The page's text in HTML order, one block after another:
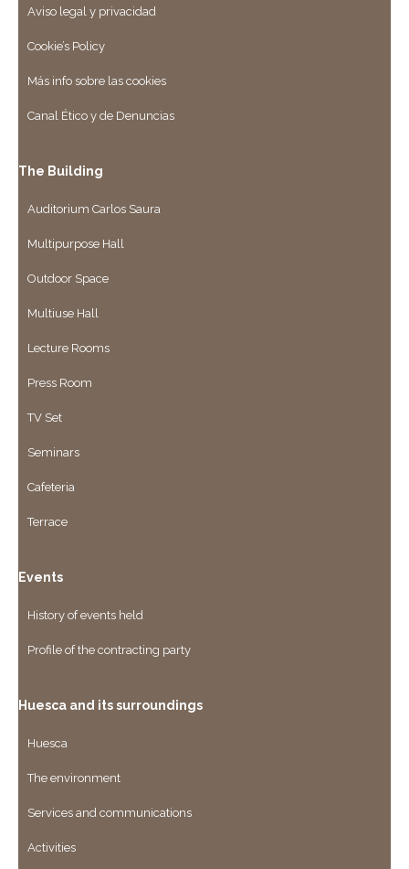
Aviso legal y privacidad
Cookie’s Policy
Más info sobre las cookies
Canal Ético y de Denuncias
The Building
Auditorium Carlos Saura
Multipurpose Hall
Outdoor Space
Multiuse Hall
Lecture Rooms
Press Room
TV Set
Seminars
Cafeteria
Terrace
Events
History of events held
Profile of the contracting party
Huesca and its surroundings
Huesca
The environment
Services and communications
Activities